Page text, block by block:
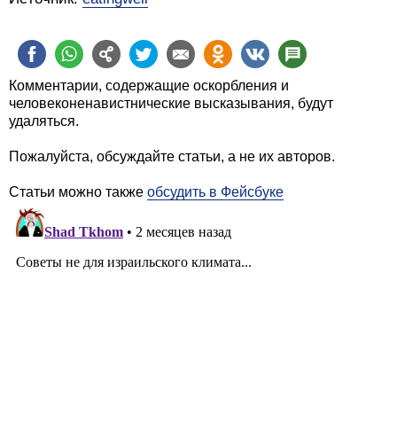
Комментарии, содержащие оскорбления и
человеконенавистнические высказывания, будут
удаляться.
Пожалуйста, обсуждайте статьи, а не их авторов.
Статьи можно также обсудить в Фейсбуке